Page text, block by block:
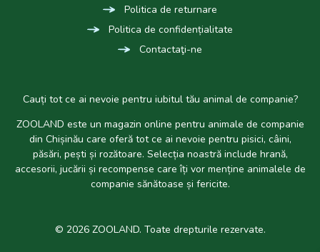
Politica de returnare
Politica de confidențialitate
Contactaţi-ne
Cauți tot ce ai nevoie pentru iubitul tău animal de companie?
ZOOLAND este un magazin online pentru animale de companie
din Chișinău care oferă tot ce ai nevoie pentru pisici, câini,
păsări, pești și rozătoare. Selecția noastră include hrană,
accesorii, jucării și recompense care îți vor menține animalele de
companie sănătoase și fericite.
© 2026 ZOOLAND. Toate drepturile rezervate.